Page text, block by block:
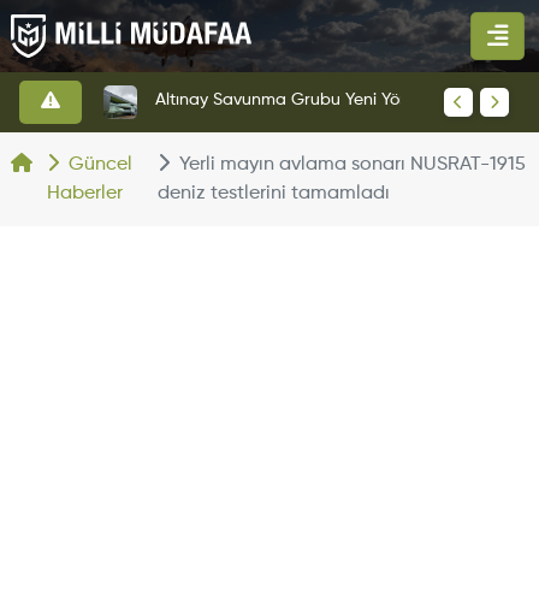
Güncel
Haberler
Yerli mayın avlama sonarı NUSRAT-1915
deniz testlerini tamamladı